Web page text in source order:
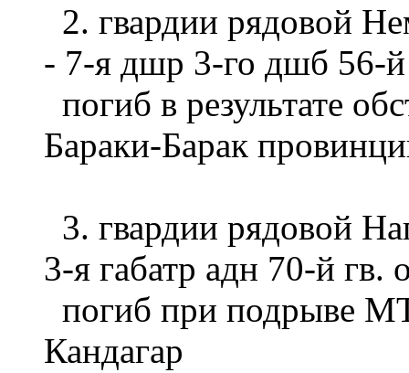
2. гвардии рядовой
- 7-я дшр 3-го дшб 56-
погиб в результате
Бараки-Барак
3. гвардии рядовой
3-я габатр адн 70-й гв.
погиб при подрыве
Кандагар